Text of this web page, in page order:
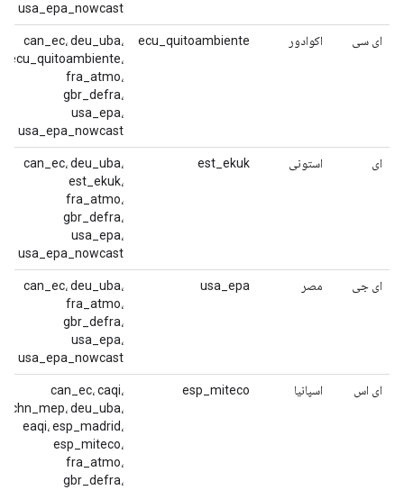
usa_epa_nowcast
ای سی اکوادور ecu_quitoambiente
can_ec، deu_uba،
ecu_quitoambiente،
fra_atmo،
gbr_defra،
usa_epa،
usa_epa_nowcast
ای استونی est_ekuk
can_ec، deu_uba،
est_ekuk،
fra_atmo،
gbr_defra،
usa_epa،
usa_epa_nowcast
ای جی مصر usa_epa
can_ec، deu_uba،
fra_atmo،
gbr_defra،
usa_epa،
usa_epa_nowcast
ای اس اسپانیا esp_miteco
can_ec، caqi،
chn_mep، deu_uba،
eaqi، esp_madrid،
esp_miteco،
fra_atmo،
gbr_defra،